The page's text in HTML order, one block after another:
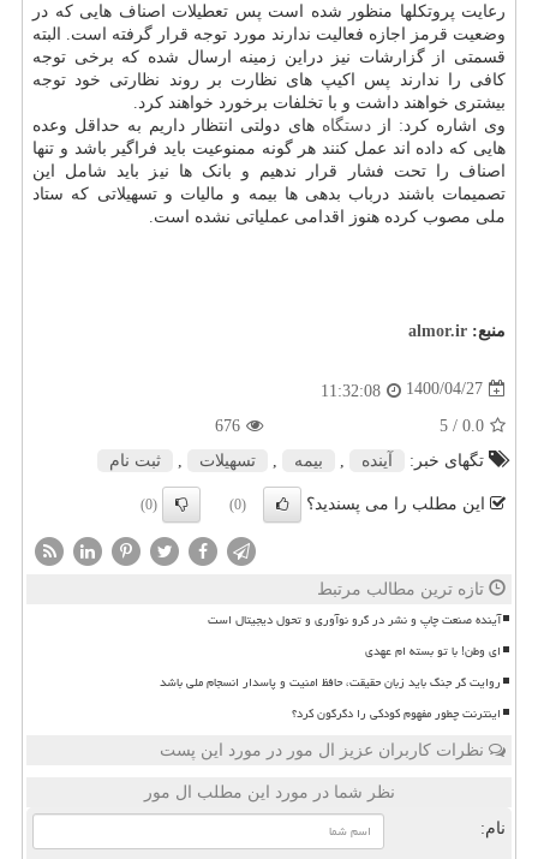
رعایت پروتکلها منظور شده است پس تعطیلات اصناف هایی که در
وضعیت قرمز اجازه فعالیت ندارند مورد توجه قرار گرفته است. البته
قسمتی از گزارشات نیز دراین زمینه ارسال شده که برخی توجه
کافی را ندارند پس اکیپ های نظارت بر روند نظارتی خود توجه
بیشتری خواهند داشت و با تخلفات برخورد خواهند کرد.
وی اشاره کرد: ازدستگاه های دولتی انتظار داریم به حداقل وعده
هایی که داده اند عمل کنند هر گونه ممنوعیت باید فراگیر باشد و تنها
اصناف را تحت فشار قرار ندهیم و بانک ها نیز باید شامل این
تصمیمات باشند درباب بدهی ها بیمه و مالیات و تسهیلاتی که ستاد
ملی مصوب کرده هنوز اقدامی عملیاتی نشده است.
منبع: almor.ir
1400/04/27
11:32:08
0.0
/ 5
676
تگهای خبر:
آینده بیمه تسهیلات ثبت نام
این مطلب را می پسندید؟ (0)
(0)
تازه ترین مطالب مرتبط
آینده صنعت چاپ و نشر در گرو نوآوری و تحول دیجیتال است
ای وطن! با تو بسته ام عهدی
روایت گر جنگ باید زبان حقیقت، حافظ امنیت و پاسدار انسجام ملی باشد
اینترنت چطور مفهوم کودکی را دگرگون کرد؟
نظرات کاربران عزیز ال مور در مورد این پست
نظر شما در مورد این مطلب ال مور
نام: